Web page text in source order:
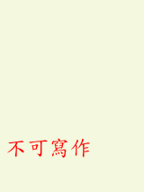
不可寫作